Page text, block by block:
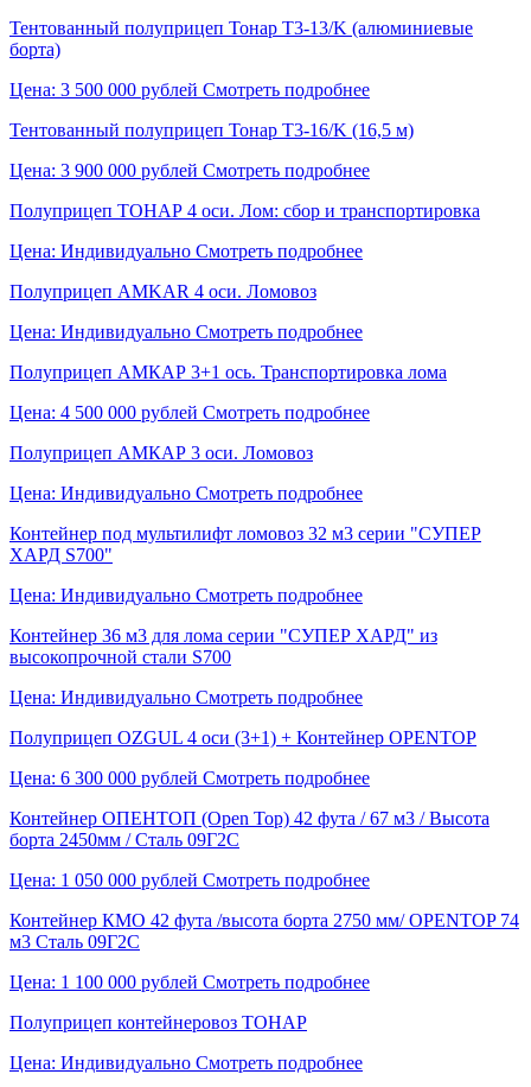
Тентованный полуприцеп Тонар T3-13/K (алюминиевые
борта)
Цена: 3 500 000 рублей Смотреть подробнее
Тентованный полуприцеп Тонар T3-16/K (16,5 м)
Цена: 3 900 000 рублей Смотреть подробнее
Полуприцеп ТОНАР 4 оси. Лом: сбор и транспортировка
Цена: Индивидуально Смотреть подробнее
Полуприцеп AMKAR 4 оси. Ломовоз
Цена: Индивидуально Смотреть подробнее
Полуприцеп АМКАР 3+1 ось. Транспортировка лома
Цена: 4 500 000 рублей Смотреть подробнее
Полуприцеп АМКАР 3 оси. Ломовоз
Цена: Индивидуально Смотреть подробнее
Контейнер под мультилифт ломовоз 32 м3 серии "СУПЕР
ХАРД S700"
Цена: Индивидуально Смотреть подробнее
Контейнер 36 м3 для лома серии "СУПЕР ХАРД" из
высокопрочной стали S700
Цена: Индивидуально Смотреть подробнее
Полуприцеп OZGUL 4 оси (3+1) + Контейнер OPENTOP
Цена: 6 300 000 рублей Смотреть подробнее
Контейнер ОПЕНТОП (Open Top) 42 фута / 67 м3 / Высота
борта 2450мм / Сталь 09Г2С
Цена: 1 050 000 рублей Смотреть подробнее
Контейнер КМО 42 фута /высота борта 2750 мм/ OPENTOP 74
м3 Сталь 09Г2С
Цена: 1 100 000 рублей Смотреть подробнее
Полуприцеп контейнеровоз ТОНАР
Цена: Индивидуально Смотреть подробнее